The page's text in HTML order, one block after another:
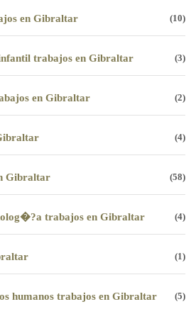
en Gibraltar (10)
trabajos en Gibraltar (3)
en Gibraltar (2)
(4)
Gibraltar (58)
trabajos en Gibraltar (4)
(1)
humanos trabajos en Gibraltar (5)